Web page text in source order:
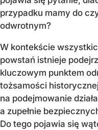
przypadku mamy do
odwrotnym?
W kontekście
powstań istnieje
kluczowym punktem
tożsamości
na podejmowanie
a zupełnie
Do tego pojawia się